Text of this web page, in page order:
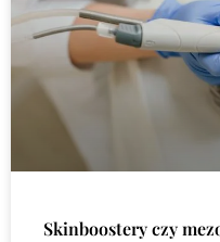
Skinboostery czy